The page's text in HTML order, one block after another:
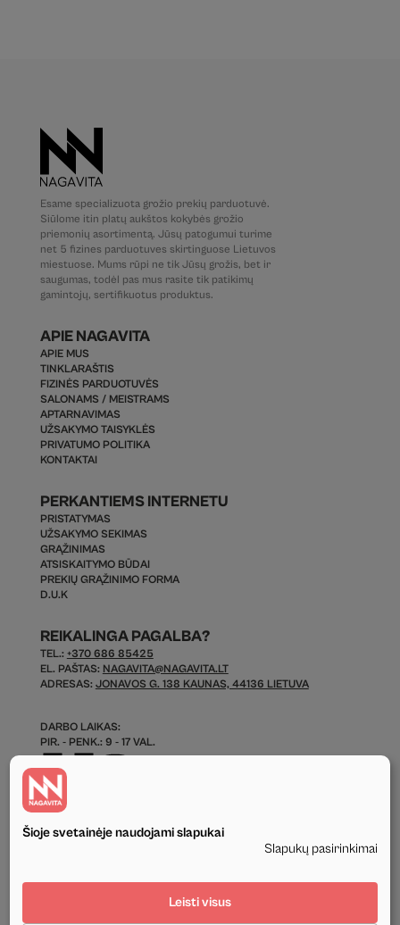
Esame specializuota grožio prekių parduotuvė.
Siūlome itin platų aukštos kokybės grožio
priemonių asortimentą. Jūsų patogumui turime
net 5 fizines parduotuves skirtinguose Lietuvos
miestuose. Mums rūpi ne tik Jūsų grožis, bet ir
saugumas, todėl pas mus rasite tik patikimų
gamintojų, sertifikuotus produktus.
APIE NAGAVITA
APIE MUS
TINKLARAŠTIS
FIZINĖS PARDUOTUVĖS
SALONAMS / MEISTRAMS
APTARNAVIMAS
UŽSAKYMO TAISYKLĖS
PRIVATUMO POLITIKA
KONTAKTAI
PERKANTIEMS INTERNETU
PRISTATYMAS
UŽSAKYMO SEKIMAS
GRĄŽINIMAS
ATSISKAITYMO BŪDAI
PREKIŲ GRĄŽINIMO FORMA
D.U.K
REIKALINGA PAGALBA?
TEL.: +370 686 85425
EL. PAŠTAS: NAGAVITA@NAGAVITA.LT
ADRESAS: JONAVOS G. 138 KAUNAS, 44136 LIETUVA
DARBO LAIKAS:
PIR. - PENK.: 9 - 17 VAL.
© 2026 Visos Teisės Saugomos.
Šioje svetainėje naudojami slapukai
Slapukų pasirinkimai
Leisti visus